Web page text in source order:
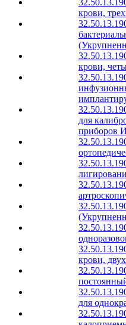
крови,
крови,
для
приборов
крови,
для